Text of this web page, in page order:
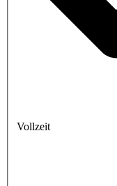
Vollzeit